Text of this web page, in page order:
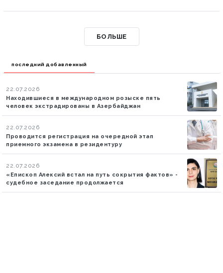
БОЛЬШЕ
последний добавленный
22.07.2026
Находившиеся в международном розыске пять
человек экстрадированы в Азербайджан
22.07.2026
Проводится регистрация на очередной этап
приемного экзамена в резидентуру
22.07.2026
«Епископ Алексий встал на путь сокрытия фактов» -
судебное заседание продолжается